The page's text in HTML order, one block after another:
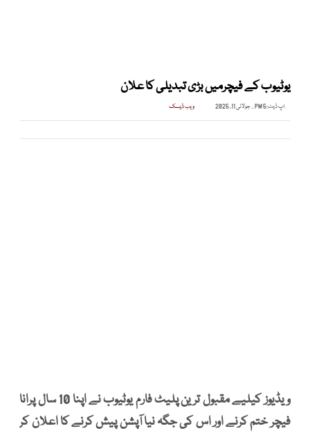
یوٹیوب کے فیچرمیں بڑی تبدیلی کا علان
اپ ڈیٹ:5 PM , جولائی 11, 2025 ویب ڈیسک
ویڈیوز کیلیے مقبول ترین پلیٹ فارم یوٹیوب نے اپنا 10 سال پرانا
فیچر ختم کرنے اور اس کی جگہ نیا آپشن پیش کرنے کا اعلان کر